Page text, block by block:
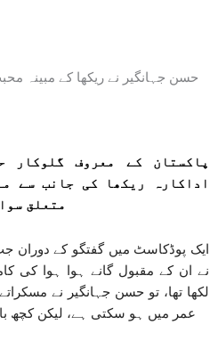
پاکستان کے معروف گلوکار
اداکارہ ریکھا کی جانب سے
متعلق
ایک پوڈکاسٹ میں گفتگو کے دوران
نے ان کے مقبول گانے ہوا ہوا کی
لکھا تھا، تو حسن جہانگیر نے
عمر میں ہو سکتی ہے، لیکن کچھ